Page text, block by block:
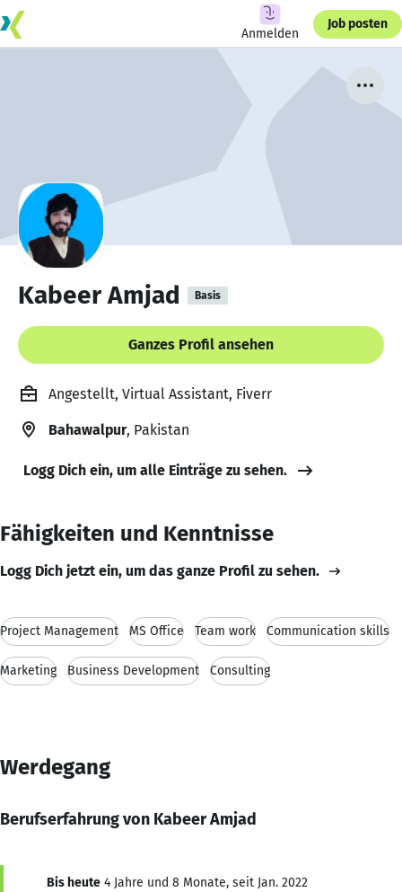
Anmelden
Job posten
Kabeer Amjad Basis
Ganzes Profil ansehen
Angestellt, Virtual Assistant, Fiverr
Bahawalpur, Pakistan
Logg Dich ein, um alle Einträge zu sehen.
Fähigkeiten und Kenntnisse
Logg Dich jetzt ein, um das ganze Profil zu sehen.
Project Management MS Office Team work Communication skills
Marketing Business Development Consulting
Werdegang
Berufserfahrung von Kabeer Amjad
Bis heute 4 Jahre und 8 Monate, seit Jan. 2022